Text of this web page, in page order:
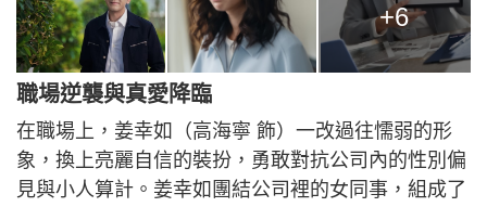
+6
職場逆襲與真愛降臨
在職場上，姜幸如（高海寧 飾）一改過往懦弱的形
象，換上亮麗自信的裝扮，勇敢對抗公司內的性別偏
見與小人算計。姜幸如團結公司裡的女同事，組成了